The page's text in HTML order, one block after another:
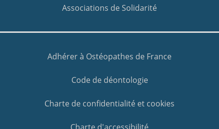
Associations de Solidarité
Adhérer à Ostéopathes de France
Code de déontologie
Charte de confidentialité et cookies